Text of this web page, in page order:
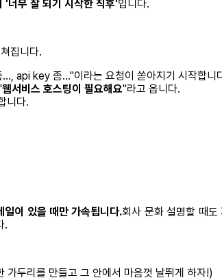
너무 잘 되기 시작한 직후'입니다.
집니다.
api key 좀..."이라는 요청이 쏟아지기 시작합니
웹서비스 호스팅이 필요해요"라고 옵니다.
니다.
일이 있을 때만 가속됩니다.회사 문화 설명할 때도
.
가두리를 만들고 그 안에서 마음껏 날뛰게 하자!)